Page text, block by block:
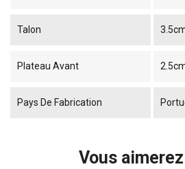
Talon
Plateau Avant
Pays De Fabrication
Vous